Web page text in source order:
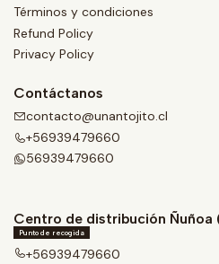
Términos y condiciones
Refund Policy
Privacy Policy
Contáctanos
contacto@unantojito.cl
+56939479660
56939479660
Centro de distribución
Punto de recogida
+56939479660